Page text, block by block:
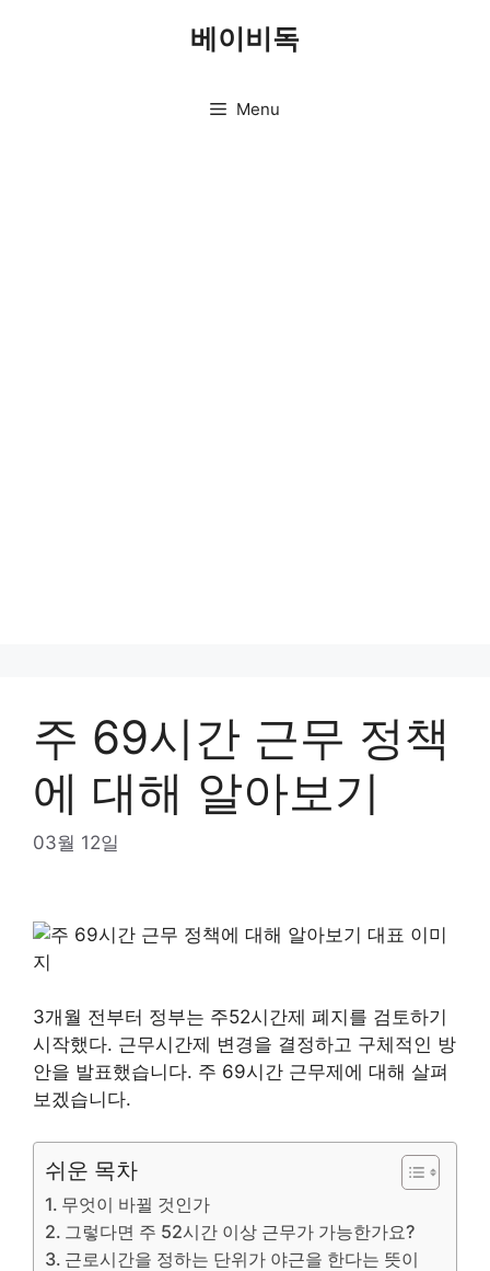
베이비독
Menu
주 69시간 근무 정책
에 대해 알아보기
03월 12일
3개월 전부터 정부는 주52시간제 폐지를 검토하기
시작했다. 근무시간제 변경을 결정하고 구체적인 방
안을 발표했습니다. 주 69시간 근무제에 대해 살펴
보겠습니다.
쉬운 목차
무엇이 바뀔 것인가
그렇다면 주 52시간 이상 근무가 가능한가요?
근로시간을 정하는 단위가 야근을 한다는 뜻이